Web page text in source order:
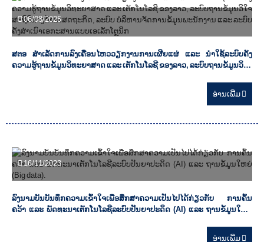
06/08/2025
ສຕອ ສຳເລັດການລົງເຄື່ອນໄຫວວຽກງານການເຜີຍແຜ່ ແລະ ນຳໃຊ້ລະບົບຄັງ
ຄວາມຮູ້ຖານຂໍ້ມູນວິທະຍາສາດ ແລະ ເຕັກໂນໂລຊີ ຂອງລາວ, ລະບົບຖານຂໍ້ມູນວິໃຈ
ອ່ານ​ເພີ່ມ
16/11/2023
ລົງນາມບັນບັນທຶກຄວາມເຂົ້າໃຈເພື່ອສຶກສາຄວາມເປັນໄປໄດ້ກ່ຽວກັບ ການຄົ້ນ
ຄວ້າ ແລະ ພັດທະນາເຕັກໂນໂລຊີລະບົບປັນຍາປະດິດ (AI) ແລະ ຖານຂໍ້ມູນໃຫຍ່
ອ່ານ​ເພີ່ມ